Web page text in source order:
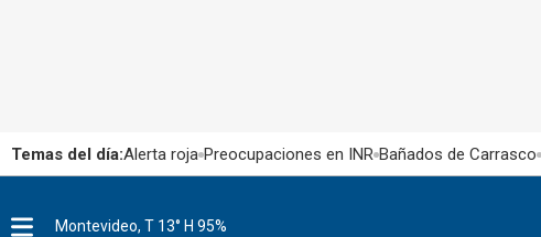
Temas del día:Alerta roja Preocupaciones en INR Bañados de Carrasco
Montevideo, T 13° H 95%